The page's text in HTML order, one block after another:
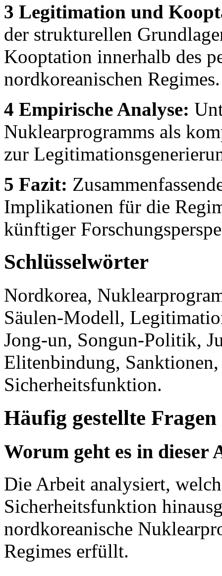
3 Legitimation und
der strukturellen
Kooptation innerhalb des
nordkoreanischen Regimes.
4 Empirische Analyse:
Nuklearprogramms als
zur
5 Fazit:
Implikationen für die
künftiger
Schlüsselwörter
Nordkorea,
Säulen-Modell,
Jong-un, Songun-Politik,
Elitenbindung,
Sicherheitsfunktion.
Häufig gestellte Fragen
Worum geht es in dieser
Die Arbeit analysiert,
Sicherheitsfunktion
nordkoreanische
Regimes erfüllt.